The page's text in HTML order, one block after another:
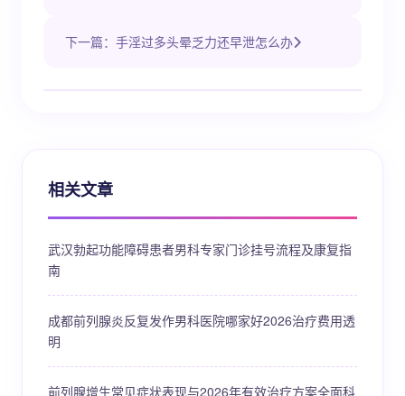
下一篇：手淫过多头晕乏力还早泄怎么办
相关文章
武汉勃起功能障碍患者男科专家门诊挂号流程及康复指
南
成都前列腺炎反复发作男科医院哪家好2026治疗费用透
明
前列腺增生常见症状表现与2026年有效治疗方案全面科